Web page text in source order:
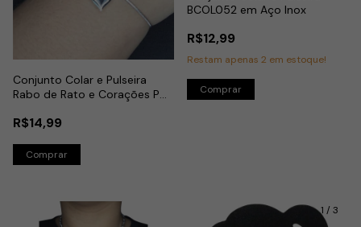
Conjunto Colar e Pulseira
Rabo de Rato e Corações P
R$14,99
BCOL052 em Aço Inox
R$12,99
Restam apenas 2 em estoque!
1 / 3